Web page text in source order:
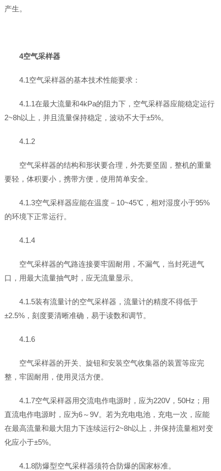
产生。
4空气采样器
4.1空气采样器的基本技术性能要求：
4.1.1在最大流量和4kPa的阻力下，空气采样器应能稳定运行
2~8h以上，并且流量保持稳定，波动不大于±5%。
4.1.2
空气采样器的结构和形状要合理，外壳要坚固，整机的重量
要轻，体积要小，携带方便，使用简单安全。
4.1.3空气采样器应能在温度－10~45℃，相对湿度小于95%
的环境下正常运行。
4.1.4
空气采样器的气路连接要牢固耐用，不漏气，当封死进气
口，用最大流量抽气时，应无流量显示。
4.1.5装有流量计的空气采样器，流量计的精度不得低于
±2.5%，刻度要清晰准确，易于读数和调节。
4.1.6
空气采样器的开关、旋钮和安装空气收集器的装置等应完
整，牢固耐用，使用灵活方便。
4.1.7空气采样器用交流电作电源时，应为220V，50Hz；用
直流电作电源时，应为6～9V。若为充电电池，充电一次，应能
在最高流量和最大阻力下连续运行2~8h以上，并保持流量相对变
化应小于±5%。
4.1.8防爆型空气采样器须符合防爆的国家标准。